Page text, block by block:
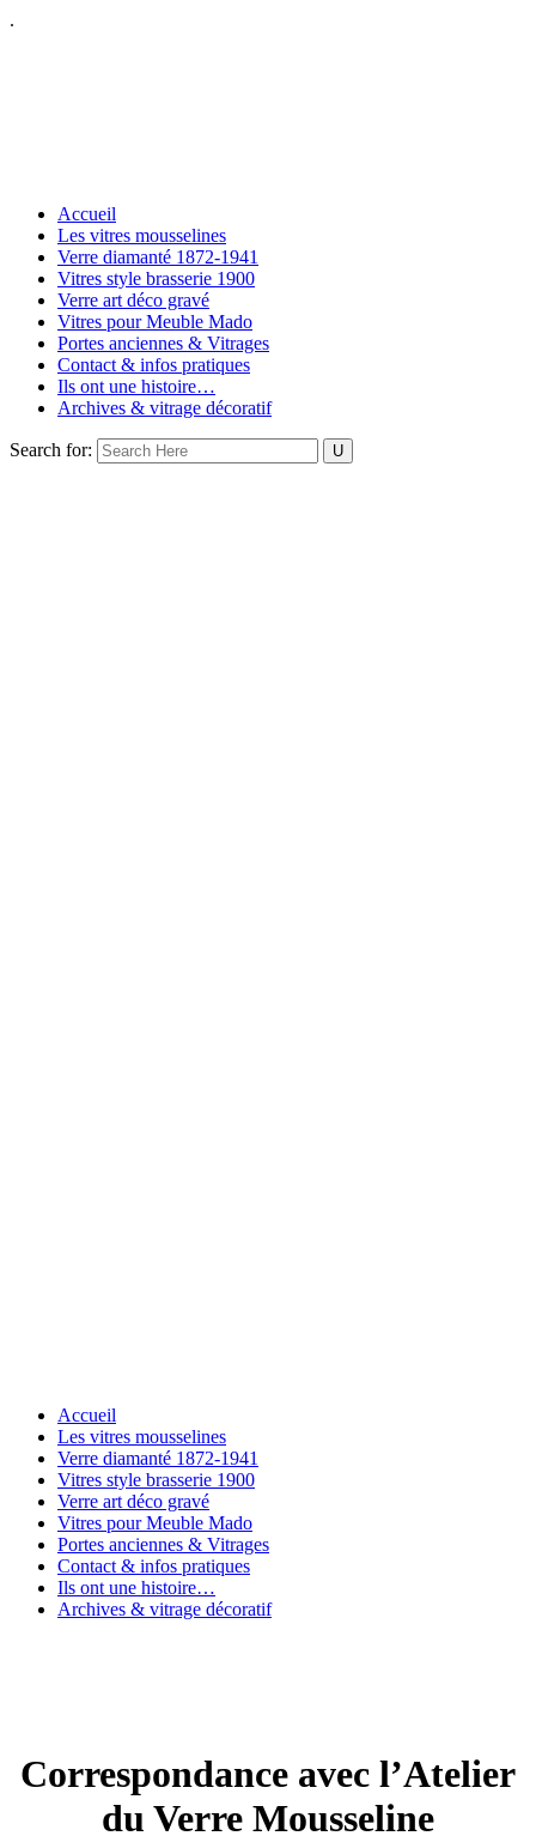
.
Accueil
Les vitres mousselines
Verre diamanté 1872-1941
Vitres style brasserie 1900
Verre art déco gravé
Vitres pour Meuble Mado
Portes anciennes & Vitrages
Contact & infos pratiques
Ils ont une histoire…
Archives & vitrage décoratif
Search for:
Accueil
Les vitres mousselines
Verre diamanté 1872-1941
Vitres style brasserie 1900
Verre art déco gravé
Vitres pour Meuble Mado
Portes anciennes & Vitrages
Contact & infos pratiques
Ils ont une histoire…
Archives & vitrage décoratif
Correspondance avec l’Atelier
du Verre Mousseline